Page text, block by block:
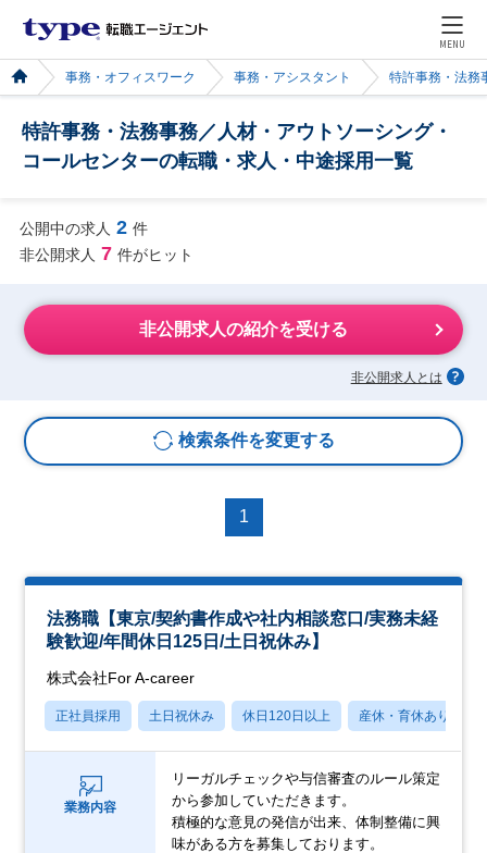
MENU
事務・オフィスワーク 事務・アシスタント 特許事務・法務
特許事務・法務事務／人材・アウトソーシング・
コールセンターの転職・求人・中途採用一覧
公開中の求人 2 件
非公開求人 7 件がヒット
非公開求人の紹介を受ける
非公開求人とは
検索条件を変更する
1
法務職【東京/契約書作成や社内相談窓口/実務未経
験歓迎/年間休日125日/土日祝休み】
株式会社For A-career
正社員採用 土日祝休み 休日120日以上 産休・育休あり
業務内容
リーガルチェックや与信審査のルール策定
から参加していただきます。
積極的な意見の発信が出来、体制整備に興
味がある方を募集しております。